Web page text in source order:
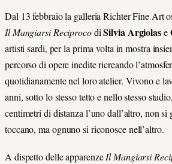
Dal 13 febbraio la galleria Richter Fine Art
Il Mangiarsi ReciprocodiSilvia Argiolase
artisti sardi, per la prima volta in mostra
percorso di opere inedite ricreando
quotidianamente nel loro atelier. Vivono e
anni, sotto lo stesso tetto e nello stesso
centimetri di distanza l’uno dall’altro, non si
toccano, ma ognuno si riconosce nell’altro.
A dispetto delle apparenzeIl Mangiarsi